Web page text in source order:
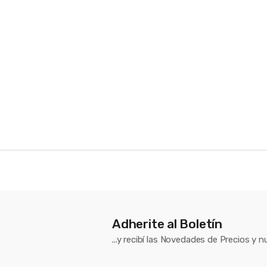
Adherite al Boletín
...y recibí las Novedades de Precios y